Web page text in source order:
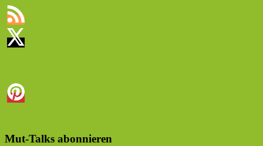
Mut-Talks abonnieren